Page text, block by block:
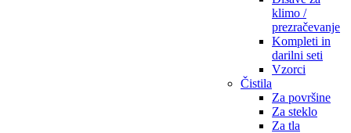
klimo /
prezračevanje
Kompleti in
darilni seti
Vzorci
Čistila
Za površine
Za steklo
Za tla